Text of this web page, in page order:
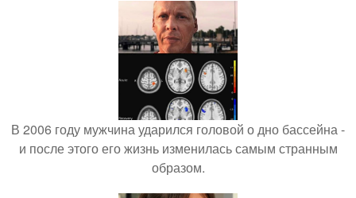
В 2006 году мужчина ударился головой о дно бассейна -
и после этого его жизнь изменилась самым странным
образом.